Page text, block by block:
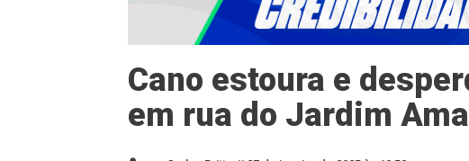
Cano estoura e
em rua do Jardim